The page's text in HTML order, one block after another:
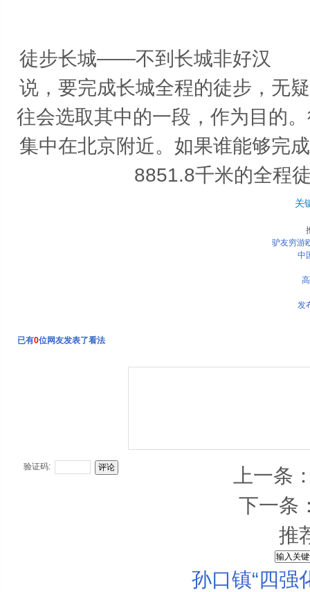
徒步长城――不到长城非好汉
说，要完成长城全程的徒步，无
往会选取其中的一段，作为目的
集中在北京附近。如果谁能够完
8851.8千米的全程
关
驴友穷游
中
发
已有0位网友发表了看法
验证码:
上一条
下一条
推
孙口镇“四强